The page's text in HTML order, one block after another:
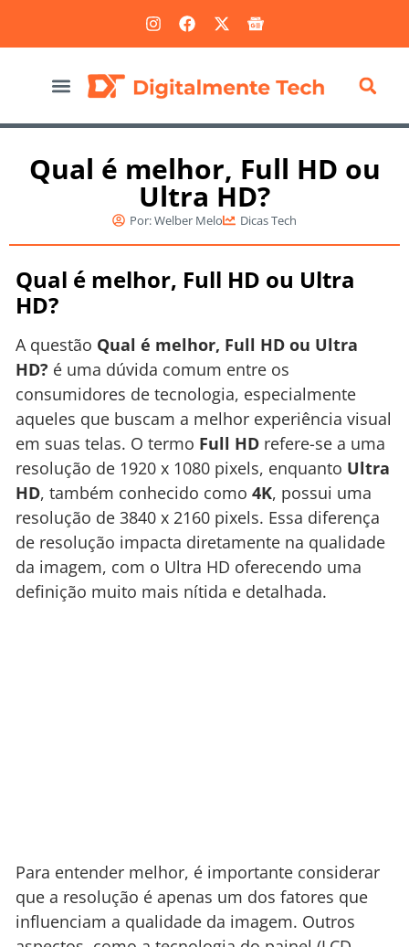
Qual é melhor, Full HD ou
Ultra HD?
Por:Welber Melo Dicas Tech
Qual é melhor, Full HD ou Ultra
HD?
A questão Qual é melhor, Full HD ou Ultra
HD? é uma dúvida comum entre os
consumidores de tecnologia, especialmente
aqueles que buscam a melhor experiência visual
em suas telas. O termo Full HD refere-se a uma
resolução de 1920 x 1080 pixels, enquanto Ultra
HD, também conhecido como 4K, possui uma
resolução de 3840 x 2160 pixels. Essa diferença
de resolução impacta diretamente na qualidade
da imagem, com o Ultra HD oferecendo uma
definição muito mais nítida e detalhada.
Para entender melhor, é importante considerar
que a resolução é apenas um dos fatores que
influenciam a qualidade da imagem. Outros